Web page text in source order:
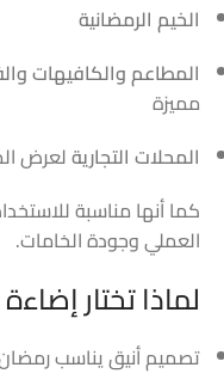
الخيم الرمضانية
المطاعم والكافيهات
مميزة
المحلات التجاريةلعرض
كما أنها مناسبة
العملي وجودة الخامات.
لماذا تختار
تصميم أنيق يناسب